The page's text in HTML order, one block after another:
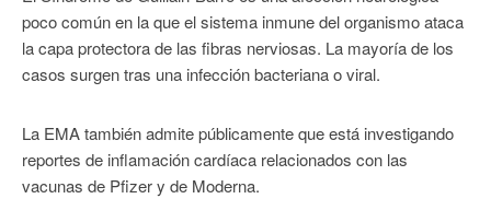
poco común en la que el sistema inmune del organismo ataca
la capa protectora de las fibras nerviosas. La mayoría de los
casos surgen tras una infección bacteriana o viral.
La EMA también admite públicamente que está investigando
reportes de inflamación cardíaca relacionados con las
vacunas de Pfizer y de Moderna.